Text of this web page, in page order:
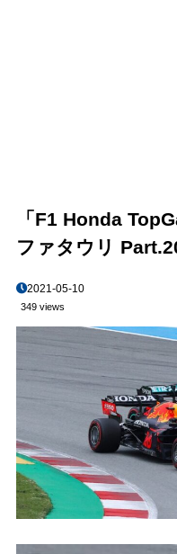
「F1 Honda
ファタウリ
2021-05-10
349 views